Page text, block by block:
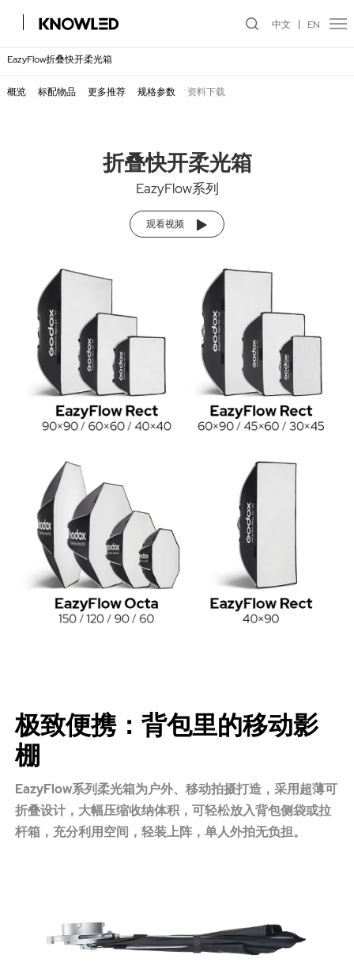
中文 EN
折叠快开柔光箱
EazyFlow系列
观看视频
EazyFlow折叠快开柔光箱
概览 标配物品 更多推荐 规格参数 资料下载
极致便携：背包里的移动影
棚
EazyFlow系列柔光箱为户外、移动拍摄打造，采用超薄可
折叠设计，大幅压缩收纳体积，可轻松放入背包侧袋或拉
杆箱，充分利用空间，轻装上阵，单人外拍无负担。